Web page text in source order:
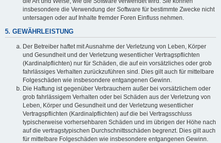
insbesondere die Verwendung der Software für bestimmte Zwecke nicht
untersagen oder auf Inhalte fremder Foren Einfluss nehmen.
5. GEWÄHRLEISTUNG
Der Betreiber haftet mit Ausnahme der Verletzung von Leben, Körper
und Gesundheit und der Verletzung wesentlicher Vertragspflichten
(Kardinalpflichten) nur für Schäden, die auf ein vorsätzliches oder grob
fahrlässiges Verhalten zurückzuführen sind. Dies gilt auch für mittelbare
Folgeschäden wie insbesondere entgangenen Gewinn.
Die Haftung ist gegenüber Verbrauchern außer bei vorsätzlichem oder
grob fahrlässigem Verhalten oder bei Schäden aus der Verletzung von
Leben, Körper und Gesundheit und der Verletzung wesentlicher
Vertragspflichten (Kardinalpflichten) auf die bei Vertragsschluss
typischerweise vorhersehbaren Schäden und im übrigen der Höhe nach
auf die vertragstypischen Durchschnittsschäden begrenzt. Dies gilt auch
für mittelbare Folgeschäden wie insbesondere entgangenen Gewinn.